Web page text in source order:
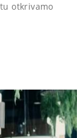
otkrivamo